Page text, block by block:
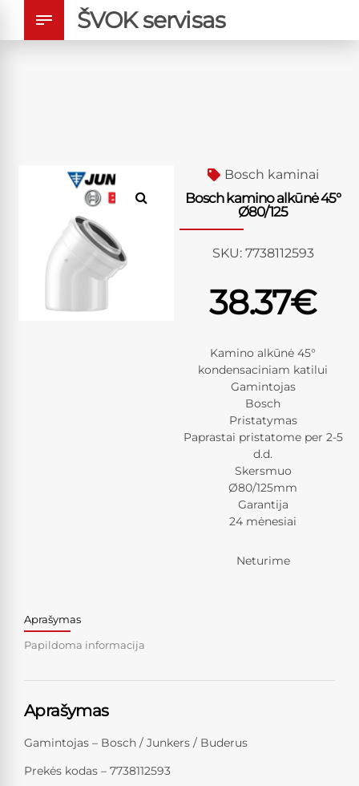
ŠVOK servisas
Bosch kaminai
Bosch kamino alkūnė 45°
Ø80/125
SKU: 7738112593
38.37€
Kamino alkūnė 45°
kondensaciniam katilui
Gamintojas
Bosch
Pristatymas
Paprastai pristatome per 2-5
d.d.
Skersmuo
Ø80/125mm
Garantija
24 mėnesiai
Neturime
Aprašymas
Papildoma informacija
Aprašymas
Gamintojas – Bosch / Junkers / Buderus
Prekės kodas – 7738112593